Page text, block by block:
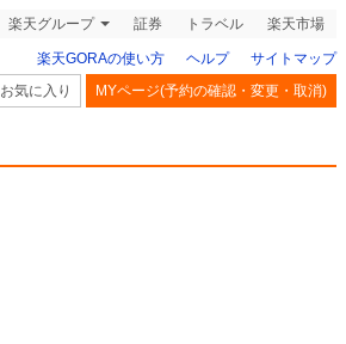
楽天グループ 証券 トラベル 楽天市場
楽天GORAの使い方 ヘルプ
サイトマップ
お気に入り MYページ(予約の確認・変更・取消)